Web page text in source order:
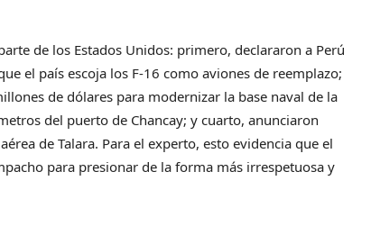
de los Estados Unidos: primero, declararon a Perú
el país escoja los F-16 como aviones de reemplazo;
de dólares para modernizar la base naval de la
del puerto de Chancay; y cuarto, anunciaron
de Talara. Para el experto, esto evidencia que el
para presionar de la forma más irrespetuosa y